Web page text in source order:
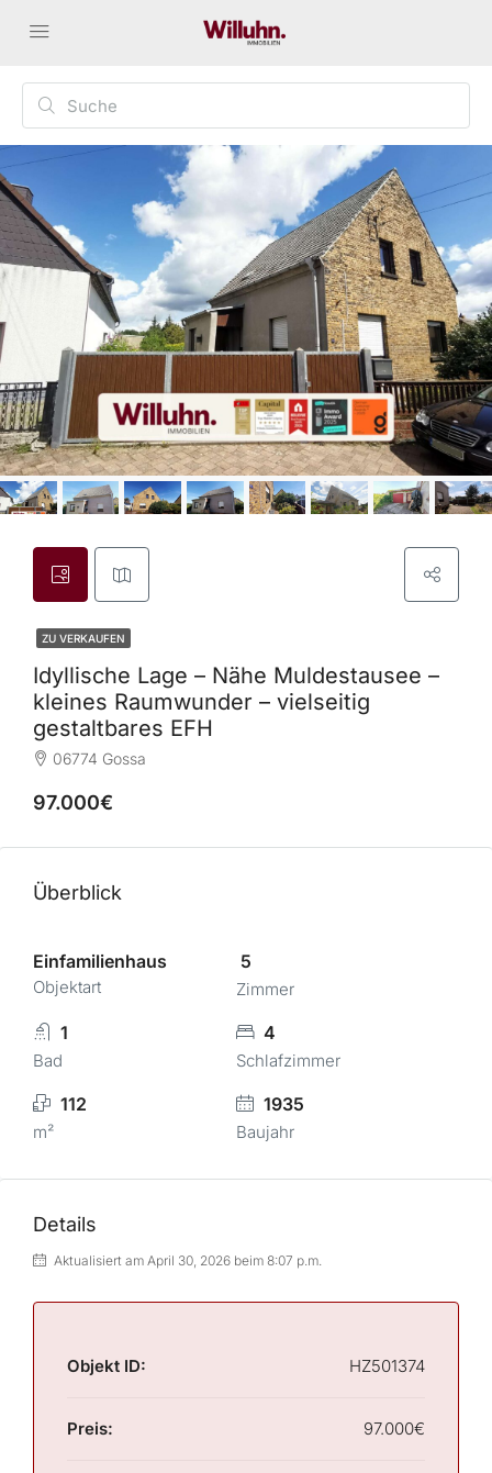
ZU VERKAUFEN
Idyllische Lage – Nähe Muldestausee –
kleines Raumwunder – vielseitig
gestaltbares EFH
06774 Gossa
97.000€
Überblick
Einfamilienhaus
Objektart
5
Zimmer
1
Bad
4
Schlafzimmer
112
m²
1935
Baujahr
Details
Aktualisiert am April 30, 2026 beim 8:07 p.m.
Objekt ID: HZ501374
Preis: 97.000€